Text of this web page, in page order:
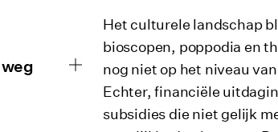
Uitklappen lijst
Het culturele landschap
bioscopen, poppodia en
nog niet op het niveau
Echter, financiële
subsidies die niet gelijk